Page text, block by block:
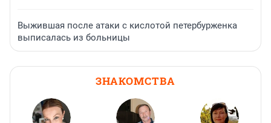
Выжившая после атаки с кислотой петербурженка
выписалась из больницы
ЗНАКОМСТВА